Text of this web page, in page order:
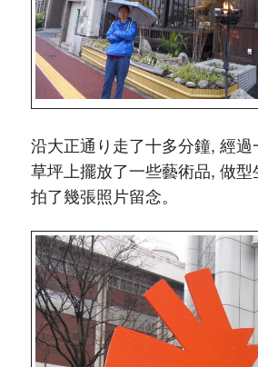
沿大正通り走了十多分鐘, 經過
草坪上擺放了一些藝術品, 做
拍了幾張照片留念。